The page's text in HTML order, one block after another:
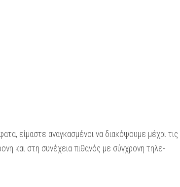
είμαστε αναγκασμένοι να διακόψουμε μέχρι τις
και στη συνέχεια πιθανός με σύγχρονη τηλε-